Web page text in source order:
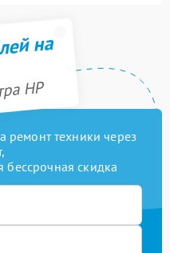
на
HP
техники через
бессрочная скидка